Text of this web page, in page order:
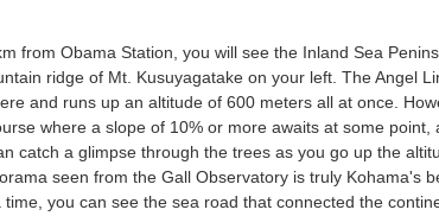
from Obama Station, you will see the Inland Sea
ridge of Mt. Kusuyagatake on your left. The Angel
and runs up an altitude of 600 meters all at once.
where a slope of 10% or more awaits at some point,
catch a glimpse through the trees as you go up the
seen from the Gall Observatory is truly Kohama's
time, you can see the sea road that connected the